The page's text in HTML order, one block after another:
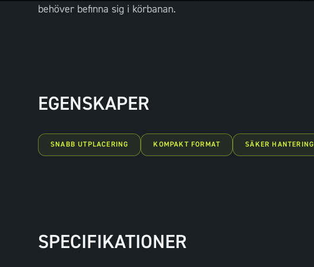
behöver befinna sig i körbanan.
EGENSKAPER
SNABB UTPLACERING KOMPAKT FORMAT SÄKER HANTERING
SPECIFIKATIONER